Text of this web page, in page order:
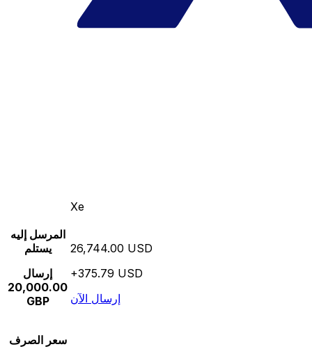
Xe
المرسل إليه
يستلم
إرسال
20,000.00
GBP
26,744.00 USD
+375.79 USD
إرسال الآن
سعر الصرف